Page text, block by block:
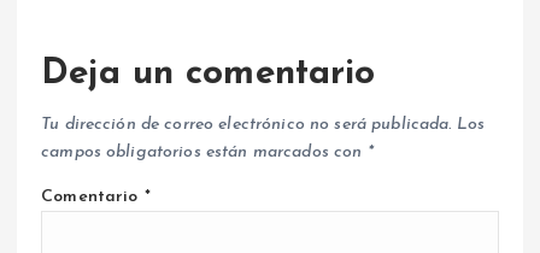
Deja un comentario
Tu dirección de correo electrónico no será publicada. Los
campos obligatorios están marcados con *
Comentario *